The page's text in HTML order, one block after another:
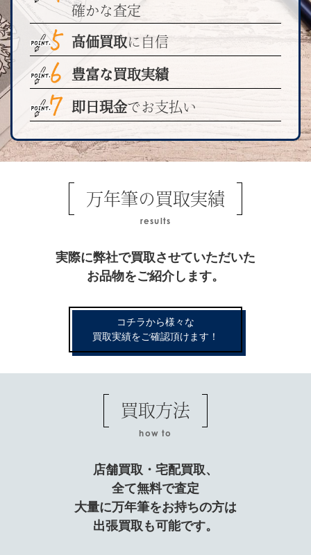
確かな査定
高価買取に自信
豊富な買取実績
即日現金でお支払い
万年筆の買取実績
results
実際に弊社で買取させていただいた
お品物をご紹介します。
コチラから様々な
買取実績をご確認頂けます！
買取方法
how to
店舗買取・宅配買取、
全て無料で査定
大量に万年筆をお持ちの方は
出張買取も可能です。